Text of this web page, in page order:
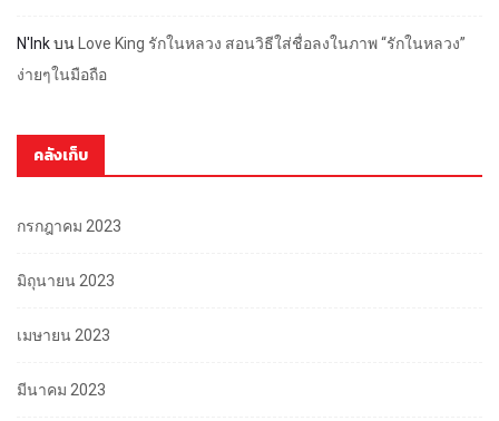
N'Inkบน Love King รักในหลวง สอนวิธีใส่ชื่อลงในภาพ “รักในหลวง”
ง่ายๆในมือถือ
คลังเก็บ
กรกฎาคม 2023
มิถุนายน 2023
เมษายน 2023
มีนาคม 2023